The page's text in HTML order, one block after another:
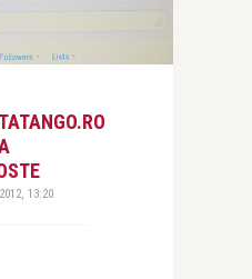
13:20